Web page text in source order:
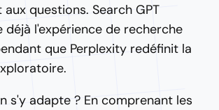
questions. Search GPT
déjà l'expérience de recherche
que Perplexity redéfinit la
s'y adapte ? En comprenant les